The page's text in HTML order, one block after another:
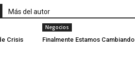
Más del autor
Crisis
Negocios
Finalmente Estamos Cambiando